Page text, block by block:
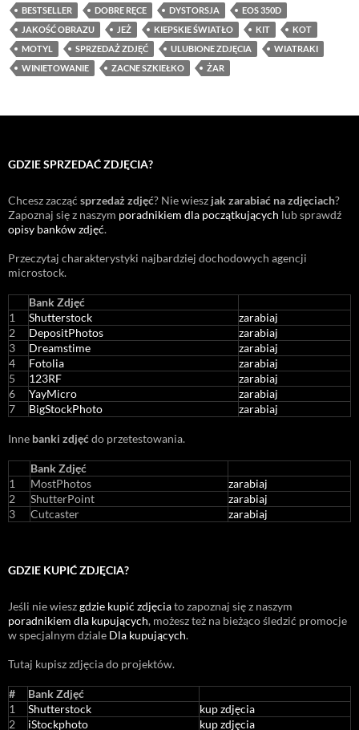
BESTSELLER
DOBRE RĘCE DYSTORSJA
EOS 350D
JAKOŚĆ OBRAZU
JEŻ KIEPSKIE ŚWIATŁO KIT
KOT
MOTYL
SPRZEDAŻ ZDJĘĆ ULUBIONE ZDJĘCIA
WIATRAKI
WINIETOWANIE
ZACNE SZKIEŁKO ŻAR
GDZIE SPRZEDAĆ ZDJĘCIA?
Chcesz zacząć sprzedaż zdjęć? Nie wiesz jak zarabiać na zdjęciach?
Zapoznaj się z naszym poradnikiem dla początkujących lub sprawdź
opisy banków zdjęć.
Przeczytaj charakterystyki najbardziej dochodowych agencji
microstock.
Bank Zdjęć
1
Shutterstock
zarabiaj
2
DepositPhotos
zarabiaj
3
Dreamstime
zarabiaj
4
Fotolia
zarabiaj
5
123RF
zarabiaj
6
YayMicro
zarabiaj
7
BigStockPhoto zarabiaj
Inne banki zdjęćdo przetestowania.
Bank Zdjęć
1
MostPhotos
zarabiaj
2
ShutterPoint
zarabiaj
3
Cutcaster zarabiaj
GDZIE KUPIĆ ZDJĘCIA?
Jeśli nie wieszgdzie kupić zdjęciato zapoznaj się z naszym
poradnikiem dla kupujących, możesz też na bieżąco śledzić promocje
w specjalnym dziale Dla kupujących.
Tutaj kupisz zdjęcia do projektów.
#
Bank Zdjęć
1
Shutterstock
kup zdjęcia
2
iStockphoto kup zdjęcia